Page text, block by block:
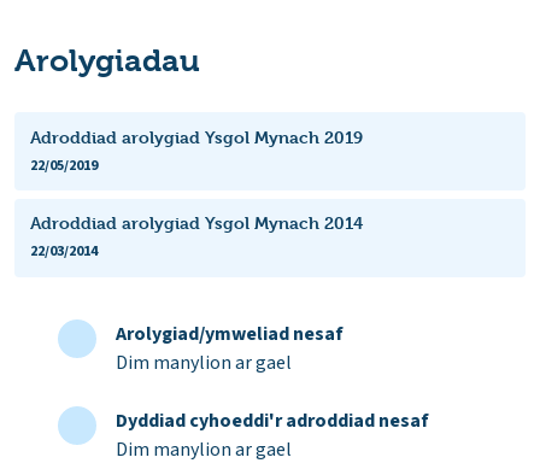
Arolygiadau
Adroddiad arolygiad Ysgol Mynach 2019
22/05/2019
Adroddiad arolygiad Ysgol Mynach 2014
22/03/2014
Arolygiad/ymweliad nesaf
Dim manylion ar gael
Dyddiad cyhoeddi'r adroddiad nesaf
Dim manylion ar gael